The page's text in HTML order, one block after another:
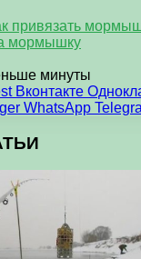
привязать
мормышку
минуты
Вконтакте
WhatsApp